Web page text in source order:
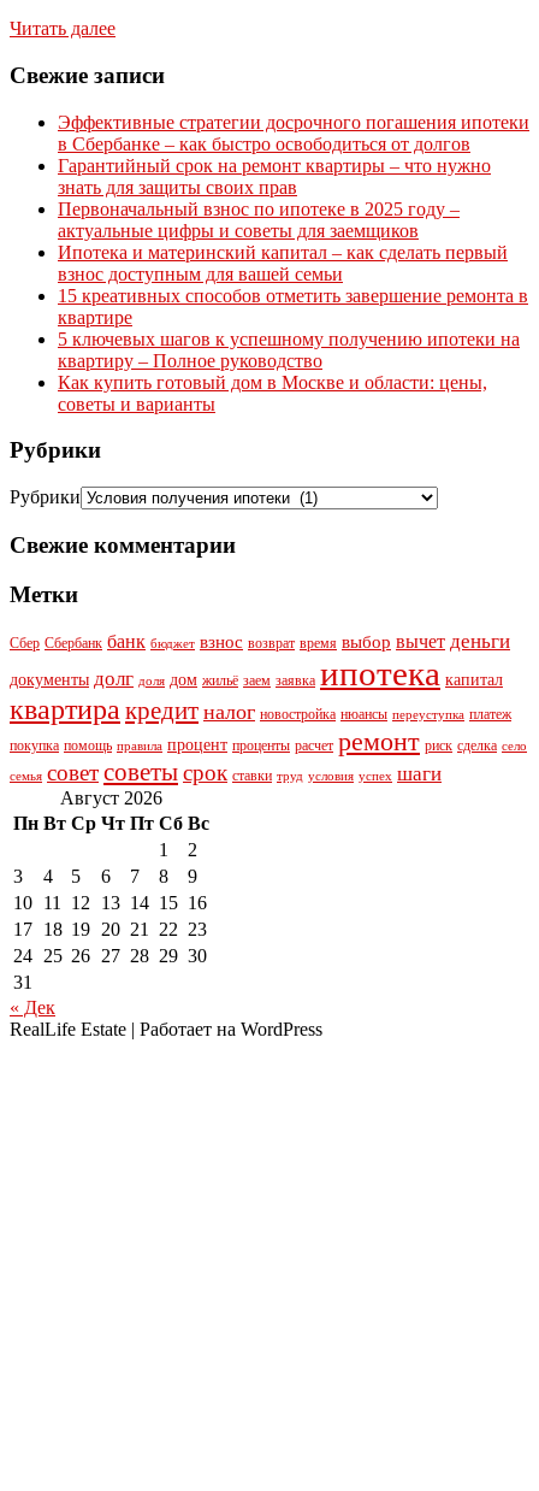
Читать далее
Свежие записи
Эффективные стратегии досрочного погашения ипотеки
в Сбербанке – как быстро освободиться от долгов
Гарантийный срок на ремонт квартиры – что нужно
знать для защиты своих прав
Первоначальный взнос по ипотеке в 2025 году –
актуальные цифры и советы для заемщиков
Ипотека и материнский капитал – как сделать первый
взнос доступным для вашей семьи
15 креативных способов отметить завершение ремонта в
квартире
5 ключевых шагов к успешному получению ипотеки на
квартиру – Полное руководство
Как купить готовый дом в Москве и области: цены,
советы и варианты
Рубрики
Рубрики
Свежие комментарии
Метки
Сбер Сбербанк банк бюджет взнос возврат время выбор вычет деньги
документы долг доля дом жильё заем заявка ипотека капитал
квартиракредит налог новостройка нюансы переуступка платеж
покупка помощь правила процент проценты расчет ремонт риск сделка село
семья советсоветысрок ставки труд условия успех шаги
Август 2026
Пн Вт Ср Чт Пт Сб Вс
1
2
3
4 5 6 7 8
9
10 11 12 13 14 15 16
17 18 19 20 21 22 23
24 25 26 27 28 29 30
31
« Дек
RealLife Estate | Работает на WordPress